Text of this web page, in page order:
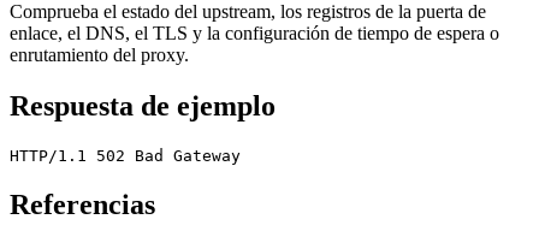
Comprueba el estado del upstream, los registros de la puerta de
enlace, el DNS, el TLS y la configuración de tiempo de espera o
enrutamiento del proxy.
Respuesta de ejemplo
HTTP/1.1 502 Bad Gateway
Referencias